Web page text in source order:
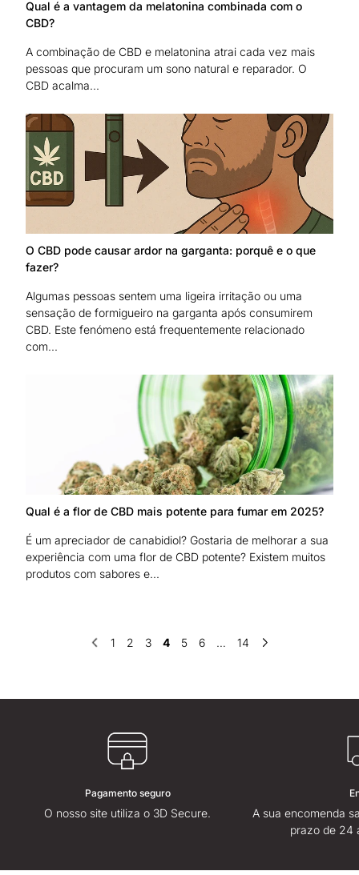
Qual é a vantagem da melatonina combinada com o
CBD?
A combinação de CBD e melatonina atrai cada vez mais
pessoas que procuram um sono natural e reparador. O
CBD acalma...
O CBD pode causar ardor na garganta: porquê e o que
fazer?
Algumas pessoas sentem uma ligeira irritação ou uma
sensação de formigueiro na garganta após consumirem
CBD. Este fenómeno está frequentemente relacionado
com...
Qual é a flor de CBD mais potente para fumar em 2025?
É um apreciador de canabidiol? Gostaria de melhorar a sua
experiência com uma flor de CBD potente? Existem muitos
produtos com sabores e...
1 2 3 4 5 6 … 14
Pagamento seguro
O nosso site utiliza o 3D Secure.
A sua encomenda
prazo de 24